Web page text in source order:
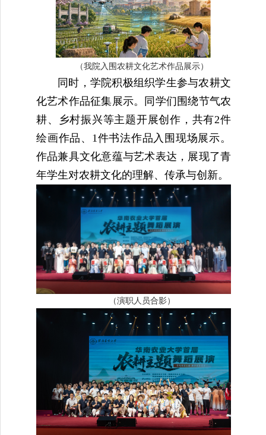
（我院入围农耕文化艺术作品展示）
同时，学院积极组织学生参与农耕文
化艺术作品征集展示。同学们围绕节气农
耕、乡村振兴等主题开展创作，共有2件
绘画作品、1件书法作品入围现场展示。
作品兼具文化意蕴与艺术表达，展现了青
年学生对农耕文化的理解、传承与创新。
（演职人员合影）